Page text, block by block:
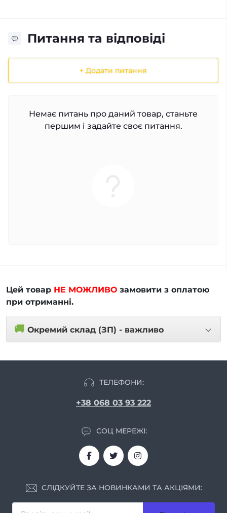
Питання та відповіді
+ Додати питання
Немає питань про даний товар, станьте
першим і задайте своє питання.
Цей товар НЕ МОЖЛИВО замовити з оплатою
при отриманні.
🚚 Окремий склад (ЗП) - важливо
ТЕЛЕФОНИ:
+38 068 03 93 222
СОЦ МЕРЕЖІ:
СЛІДКУЙТЕ ЗА НОВИНКАМИ ТА АКЦІЯМИ: